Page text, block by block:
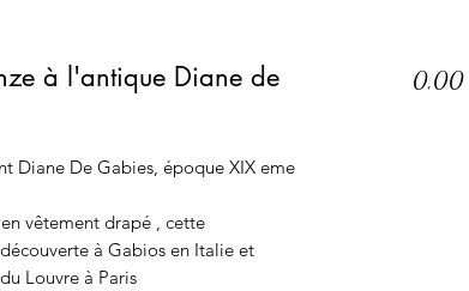
à l'antique Diane de
Diane De Gabies, époque XIX eme
vêtement drapé , cette
à Gabios en Italie et
Louvre à Paris